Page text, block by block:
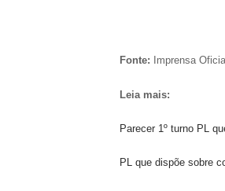
Fonte: Imprensa
Leia mais:
Parecer 1º turno PL
PL que dispõe sobre